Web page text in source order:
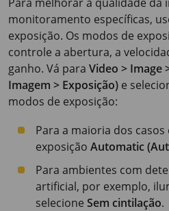
monitoramento específicas,
exposição. Os modos de
controle a abertura, a
ganho. Vá para Video > Image
Imagem > Exposição) e
modos de exposição:
Para a maioria dos casos
exposição Automatic
Para ambientes com
artificial, por exemplo,
selecione Sem cintilação.